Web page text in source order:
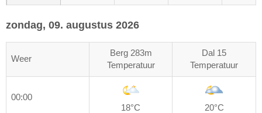
zondag, 09. augustus 2026
Weer
Berg 283m
Temperatuur
Dal 15
Temperatuur
00:00
18°C
20°C